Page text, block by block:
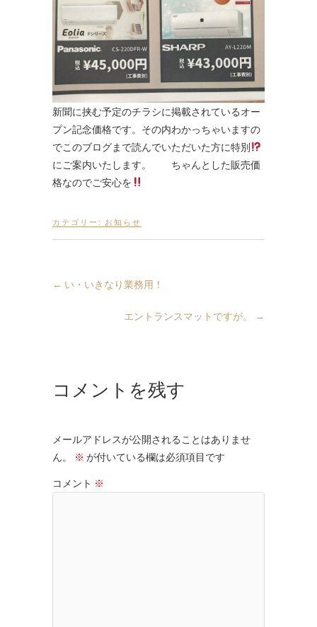
新聞に挟む予定のチラシに掲載されているオー
プン記念価格です。その内わかっちゃいますの
でこのブログまで読んでいただいた方に特別
にご案内いたします。 ちゃんとした販売価
格なのでご安心を
カテゴリー: お知らせ
← い・いきなり業務用！
エントランスマットですが。 →
コメントを残す
メールアドレスが公開されることはありませ
ん。
※ が付いている欄は必須項目です
コメント ※